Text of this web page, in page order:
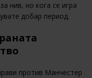
нив, но кога се игра
добар период.
против Манчестер